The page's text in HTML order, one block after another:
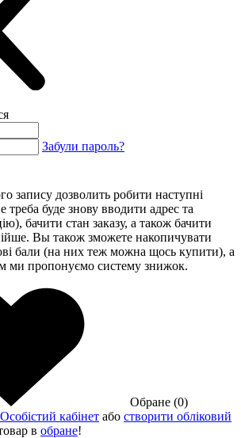
Забули пароль?
запису дозволить робити наступні
буде знову вводити адрес та
бачити стан заказу, а також бачити
Вы також зможете накопичувати
бали (на них теж можна щось купити), а
ми пропонуємо систему знижок.
Обране (0)
Особістий кабінет або створити обліковий
в обране!